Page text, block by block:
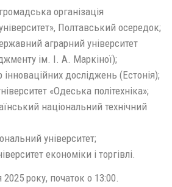
організація
Полтавський осередок;
аграрний університет
ім. І. А. Маркіної);
досліджень (Естонія);
«Одеська політехніка»;
національний технічний
університет;
економіки і торгівлі.
року, початок о 13:00.